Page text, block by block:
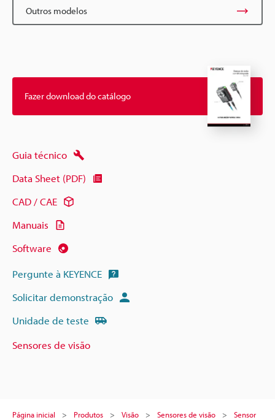
Outros modelos
Fazer download do catálogo
Guia técnico
Data Sheet (PDF)
CAD / CAE
Manuais
Software
Pergunte à KEYENCE
Solicitar demonstração
Unidade de teste
Sensores de visão
Página inicial Produtos Visão Sensores de visão
Sensor